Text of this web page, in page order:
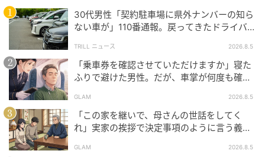
れない。
そう思った瞬間、私の中で何かが静かに凍りついたの
でした。誰でも過去をなかったことにできる時代の怖
さを、20代の私はその夜、はじめて目で確かめた気が
しました。
※GLAMが独自に実施したアンケートで集めた、20
代・女性読者様の体験談をもとに記事化しています
30代男性「契約駐車場に県外ナンバーの知ら
ない車が」110番通報。戻ってきたドライバー
TRILL ニュース 2026.8.5
「乗車券を確認させていただけますか」寝た
ふりで避けた男性。だが、車掌が何度も確認
GLAM 2026.8.5
「この家を継いで、母さんの世話をしてく
れ」実家の挨拶で決定事項のように言う義
た一言
GLAM 2026.8.5